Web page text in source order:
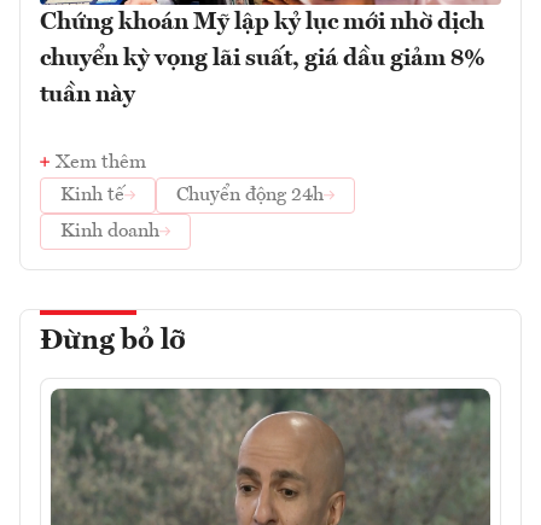
Chứng khoán Mỹ lập kỷ lục mới nhờ dịch
chuyển kỳ vọng lãi suất, giá dầu giảm 8%
tuần này
Xem thêm
Kinh tế
Chuyển động 24h
Kinh doanh
Đừng bỏ lỡ